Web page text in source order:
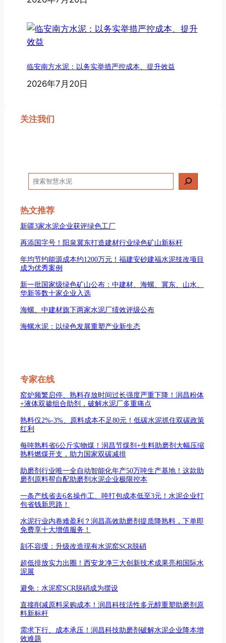
临安南方水泥：以务实举措严控成本、提升效益
2026年7月20日
关注我们
搜
索
热文推荐
新疆3家水泥企业获评绿色工厂
再添国字号！阳泉冀东打造建材行业绿色矿山新标杆
年均节约能源成本约1200万元！福建安砂建福水泥技改项目
成为优秀案例
新一批国家级绿色矿山公布：中建材、海螺、冀东、山水、
华新等数十家企业入选
海螺、中建材旗下两家水泥厂绩效评级公布
海螺水泥：以绿色发展重塑产业新生态
专家在线
窑炉频繁启停、熟料存放时间过长强度严重下降！润昌粉体
+液体双掺组合助剂，破解水泥厂多重痛点
熟料仅2%-3%、原料成本不足80元！低碳水泥抓住双碳政策
红利
每吨熟料省6公斤实物煤！润昌节煤剂+生料助磨剂大幅压缩
熟料燃煤开支，助力国家双碳减排
助磨剂行业唯一全自动智能化年产50万吨生产基地！这款助
磨剂原料帮自配助磨剂水泥企业极限控本
一条产线省去6名操作工、吨打包成本低至3元！水泥企业打
包省钱新思路！
水泥行业内卷难盈利？润昌高效助磨剂提质降熟料，下单即
免费享十大增值服务！
刻不容缓：升级改造现有水泥窑SCR脱硝
超低排放实力出圈！西安龙净三大创新技术成果亮相国际水
泥展
避免：水泥窑SCR脱硝成为摆设
直接削减原料采购成本！润昌科技活性多元醇重塑助磨剂原
料新标杆
需求下行、成本承压！润昌科技助磨剂破解水泥企业降本增
效难题